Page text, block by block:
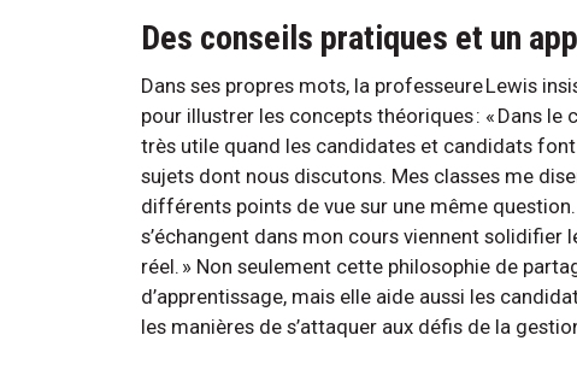
Des conseils pratiques et un
Dans ses propres mots, la professeure Lewis
pour illustrer les concepts théoriques : « Dans
très utile quand les candidates et candidats
sujets dont nous discutons. Mes classes me
différents points de vue sur une même
s’échangent dans mon cours viennent
réel. » Non seulement cette philosophie de
d’apprentissage, mais elle aide aussi les
les manières de s’attaquer aux défis de la